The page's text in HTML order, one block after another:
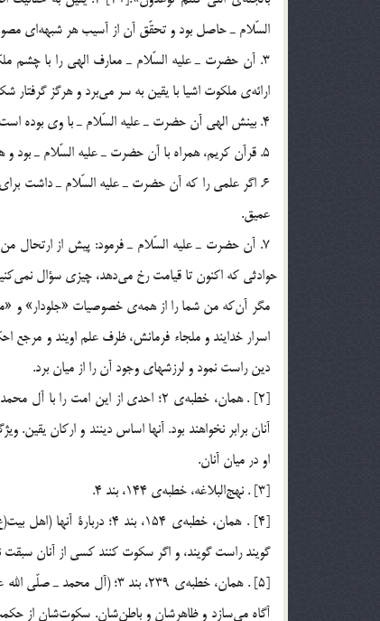
السّلام ـ حاصل بود و تحقّق آن از آسيب هر شبهه‎اي مصون بوده است.
ارائه‌ي ملكوت اشيا با يقين به سر مي‎برد و هرگز گرفتار شك نشده بود.
4. بينش الهي آن حضرت ـ عليه السّلام ـ با وي بوده است. ايشان، نه خود مورد تلبيس قرار گرفت و نه ديگران را در اشتباه قرار داد.
5. قرآن كريم، همراه با آن حضرت ـ عليه السّلام ـ بود و هرگز او را رها نكرد.
عميق.
اسرار خدايند و ملجاء فرمانش، ظرف علم اويند و مرجع
دين راست نمود و لرزشهاي وجود آن را از ميان برد.
[2] . همان، خطبه‌ي 2؛ احدي از اين امت
آنان برابر نخواهند بود. آنها اساس دينند و اركان
او در ميان آنان.
[3] . نهج‎البلاغه، خطبه‌ي 144، بند 4.
[4] . همان، خطبه‌ي 154، بند
گويند راست گويند، و اگر سكوت كنند كسي از آنان سبقت
[5] . همان، خطبه‌ي 239، بند
آگاه مي‌سازد و ظاهرشان و باطن‌شان. سكوت‌شان از